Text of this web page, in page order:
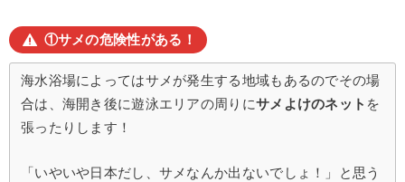
①サメの危険性がある！
海水浴場によってはサメが発生する地域もあるのでその場
合は、海開き後に遊泳エリアの周りにサメよけのネット を
張ったりします！
「いやいや日本だし、サメなんか出ないでしょ！」と思う